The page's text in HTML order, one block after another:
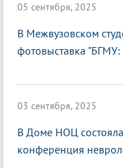
05 сентября, 2025
В Межвузовском
фотовыставка
03 сентября, 2025
В Доме НОЦ
конференция